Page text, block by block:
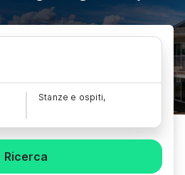
Stanze e ospiti,
Ricerca